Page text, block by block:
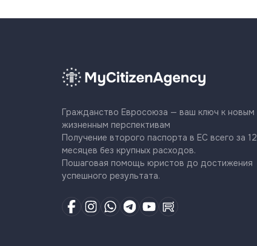
Гражданство Евросоюза — ваш ключ к новым
жизненным перспективам
Получение второго паспорта в ЕС всего за 12
месяцев без крупных расходов.
Пошаговая помощь юристов до достижения
успешного результата.